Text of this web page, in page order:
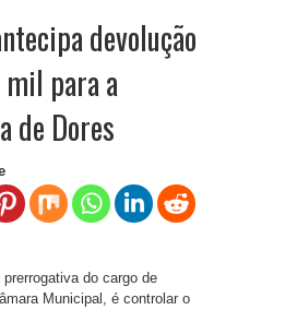
devolução
para a
de Dores
do cargo de
Municipal, é controlar o